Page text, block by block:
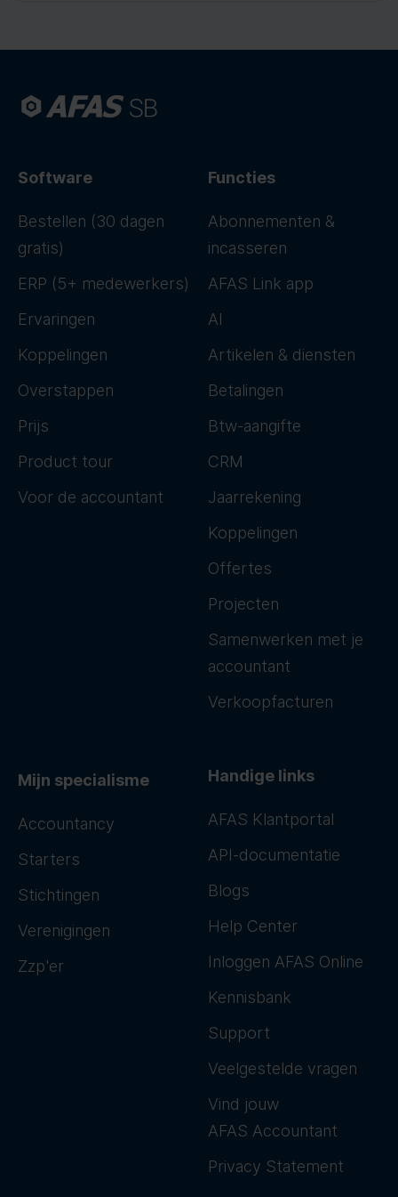
Software
Bestellen (30 dagen
gratis)
ERP (5+ medewerkers)
Ervaringen
Koppelingen
Overstappen
Prijs
Product tour
Voor de accountant
Functies
Abonnementen &
incasseren
AFAS Link app
AI
Artikelen & diensten
Betalingen
Btw-aangifte
CRM
Jaarrekening
Koppelingen
Offertes
Projecten
Samenwerken met je
accountant
Verkoopfacturen
Mijn specialisme
Accountancy
Starters
Stichtingen
Verenigingen
Zzp'er
Handige links
AFAS Klantportal
API-documentatie
Blogs
Help Center
Inloggen AFAS Online
Kennisbank
Support
Veelgestelde vragen
Vind jouw
AFAS Accountant
Privacy Statement